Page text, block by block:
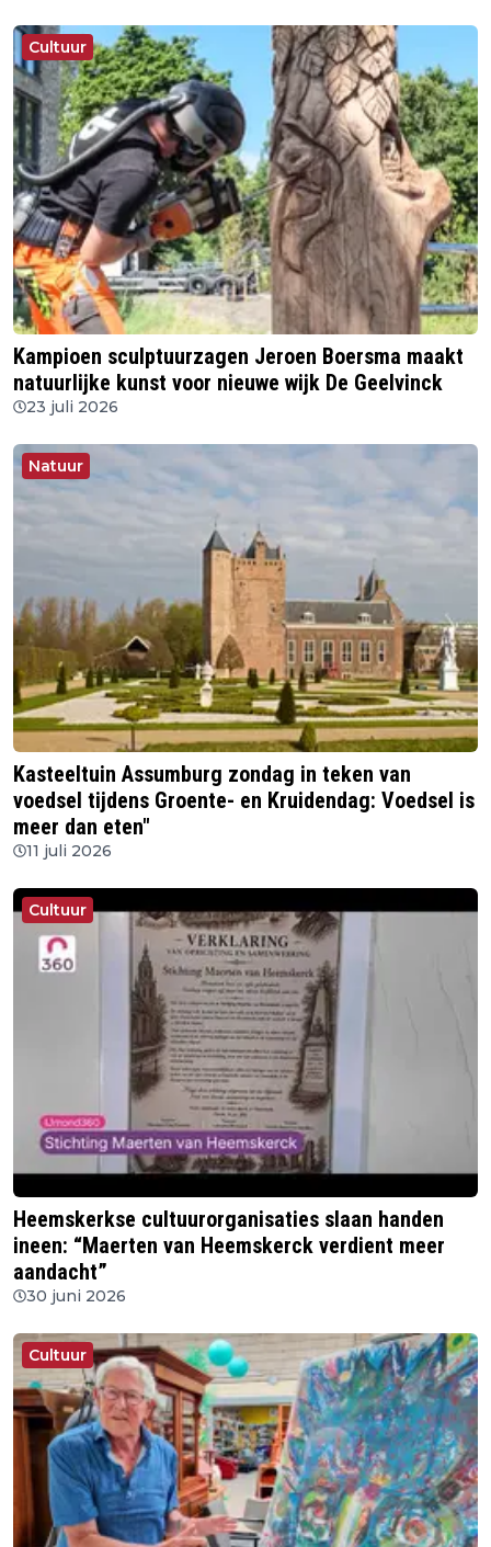
Cultuur
Kampioen sculptuurzagen Jeroen Boersma maakt
natuurlijke kunst voor nieuwe wijk De Geelvinck
23 juli 2026
Natuur
Kasteeltuin Assumburg zondag in teken van
voedsel tijdens Groente- en Kruidendag: Voedsel is
meer dan eten"
11 juli 2026
Cultuur
Heemskerkse cultuurorganisaties slaan handen
ineen: “Maerten van Heemskerck verdient meer
aandacht”
30 juni 2026
Cultuur